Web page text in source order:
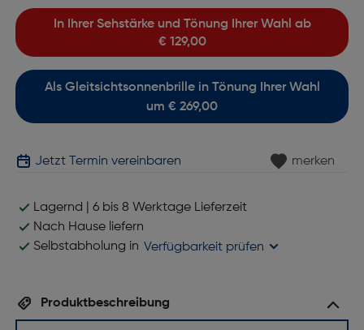
Als Gleitsichtsonnenbrille in Tönung Ihrer Wahl
um € 269,00
In Ihrer Sehstärke und Tönung Ihrer Wahl ab
€ 129,00
Jetzt Termin vereinbaren merken
Lagernd | 6 bis 8 Werktage Lieferzeit
Nach Hause liefern
Selbstabholung in Verfügbarkeit prüfen
Produktbeschreibung